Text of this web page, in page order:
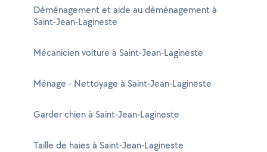
Déménagement et aide au déménagement à
Saint-Jean-Lagineste
Mécanicien voiture à Saint-Jean-Lagineste
Ménage - Nettoyage à Saint-Jean-Lagineste
Garder chien à Saint-Jean-Lagineste
Taille de haies à Saint-Jean-Lagineste